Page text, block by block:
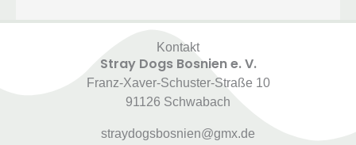
Kontakt
Stray Dogs Bosnien e. V.
Franz-Xaver-Schuster-Straße 10
91126 Schwabach
straydogsbosnien@gmx.de